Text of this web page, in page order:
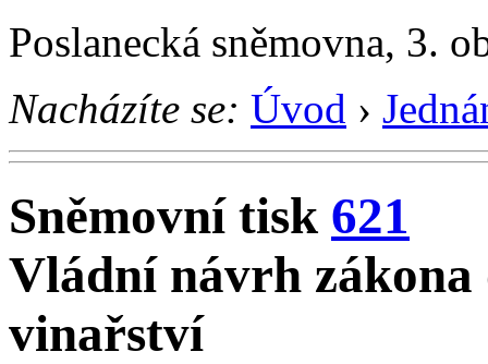
Poslanecká sněmovna, 3.
Nacházíte se: Úvod ›
Sněmovní tisk 621
Vládní návrh
vinařství